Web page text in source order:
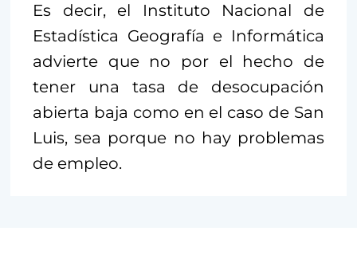
Es decir, el Instituto Nacional de
Estadística Geografía e Informática
advierte que no por el hecho de
tener una tasa de desocupación
abierta baja como en el caso de San
Luis, sea porque no hay problemas
de empleo.